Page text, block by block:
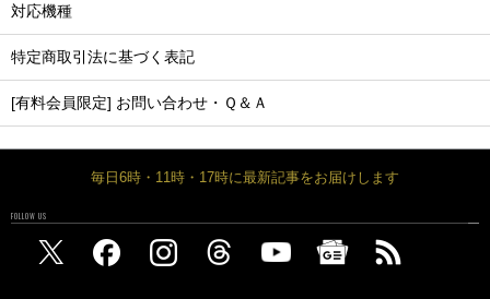
対応機種
特定商取引法に基づく表記
[有料会員限定] お問い合わせ・Ｑ＆Ａ
毎日6時・11時・17時に最新記事をお届けします
FOLLOW US